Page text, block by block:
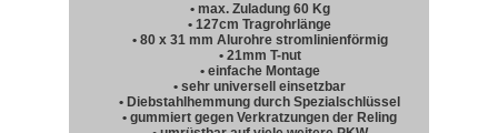
• max. Zuladung 60 Kg
• 127cm Tragrohrlänge
• 80 x 31 mm Alurohre stromlinienförmig
• 21mm T-nut
• einfache Montage
• sehr universell einsetzbar
• Diebstahlhemmung durch Spezialschlüssel
• gummiert gegen Verkratzungen der Reling